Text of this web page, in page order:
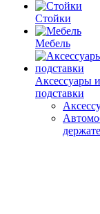
Стойки
Мебель
Аксессуары и
подставки